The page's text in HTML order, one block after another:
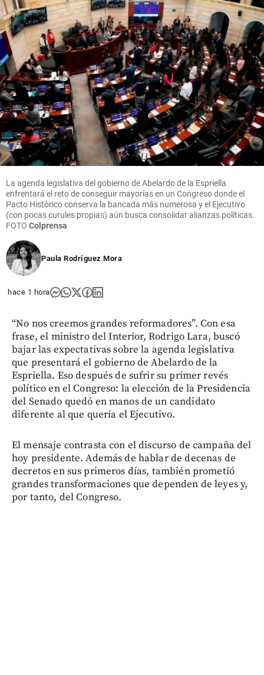
La agenda legislativa del gobierno de Abelardo de la Espriella
enfrentará el reto de conseguir mayorías en un Congreso donde el
Pacto Histórico conserva la bancada más numerosa y el Ejecutivo
(con pocas curules propias) aún busca consolidar alianzas políticas.
FOTO Colprensa
Paula Rodríguez Mora
hace 1 hora
“No nos creemos grandes reformadores”. Con esa
frase, el ministro del Interior, Rodrigo Lara, buscó
bajar las expectativas sobre la agenda legislativa
que presentará el gobierno de Abelardo de la
Espriella. Eso después de sufrir su primer revés
político en el Congreso: la elección de la Presidencia
del Senado quedó en manos de un candidato
diferente al que quería el Ejecutivo.
El mensaje contrasta con el discurso de campaña del
hoy presidente. Además de hablar de decenas de
decretos en sus primeros días, también prometió
grandes transformaciones que dependen de leyes y,
por tanto, del Congreso.